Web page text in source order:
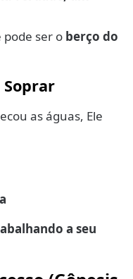
pode ser o berço do
Soprar
as águas, Ele
a seu